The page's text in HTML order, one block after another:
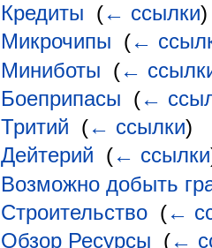
Кредиты (← ссылки)
Микрочипы (←
Миниботы (←
Боеприпасы (←
Тритий (← ссылки)
Дейтерий (← ссылки
Возможно добыть
Строительство (←
Обзор Ресурсы (←